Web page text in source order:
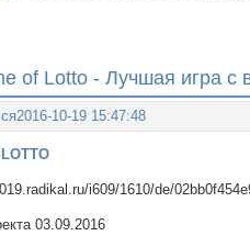
Lotto - Лучшая игра с
2016-10-19 15:47:48
03.09.2016